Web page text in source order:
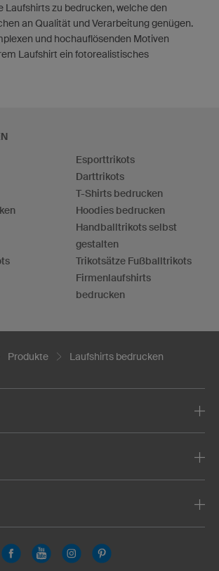
Laufshirts zu bedrucken, welche den
an Qualität und Verarbeitung genügen.
und hochauflösenden Motiven
Laufshirt ein fotorealistisches
Esporttrikots
Darttrikots
T-Shirts bedrucken
Hoodies bedrucken
Handballtrikots selbst
gestalten
Trikotsätze Fußballtrikots
Firmenlaufshirts
bedrucken
Produkte Laufshirts bedrucken